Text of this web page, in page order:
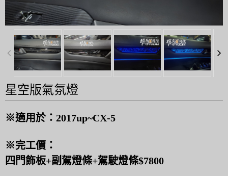
星空版氣氛燈
※適用於：2017up~CX-5
※完工價：
四門飾板+副駕燈條+駕駛燈條$7800